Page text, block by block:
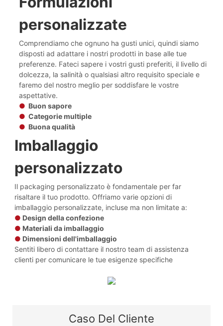
personalizzate
Comprendiamo che ognuno ha gusti unici, quindi siamo
disposti ad adattare i nostri prodotti in base alle tue
preferenze. Fateci sapere i vostri gusti preferiti, il livello di
dolcezza, la salinità o qualsiasi altro requisito speciale e
faremo del nostro meglio per soddisfare le vostre
aspettative.
● Buon sapore
● Categorie multiple
● Buona qualità
Imballaggio
personalizzato
Il packaging personalizzato è fondamentale per far
risaltare il tuo prodotto. Offriamo varie opzioni di
imballaggio personalizzate, incluse ma non limitate a:
● Design della confezione
● Materiali da imballaggio
● Dimensioni dell'imballaggio
Sentiti libero di contattare il nostro team di assistenza
clienti per comunicare le tue esigenze specifiche
Caso Del Cliente